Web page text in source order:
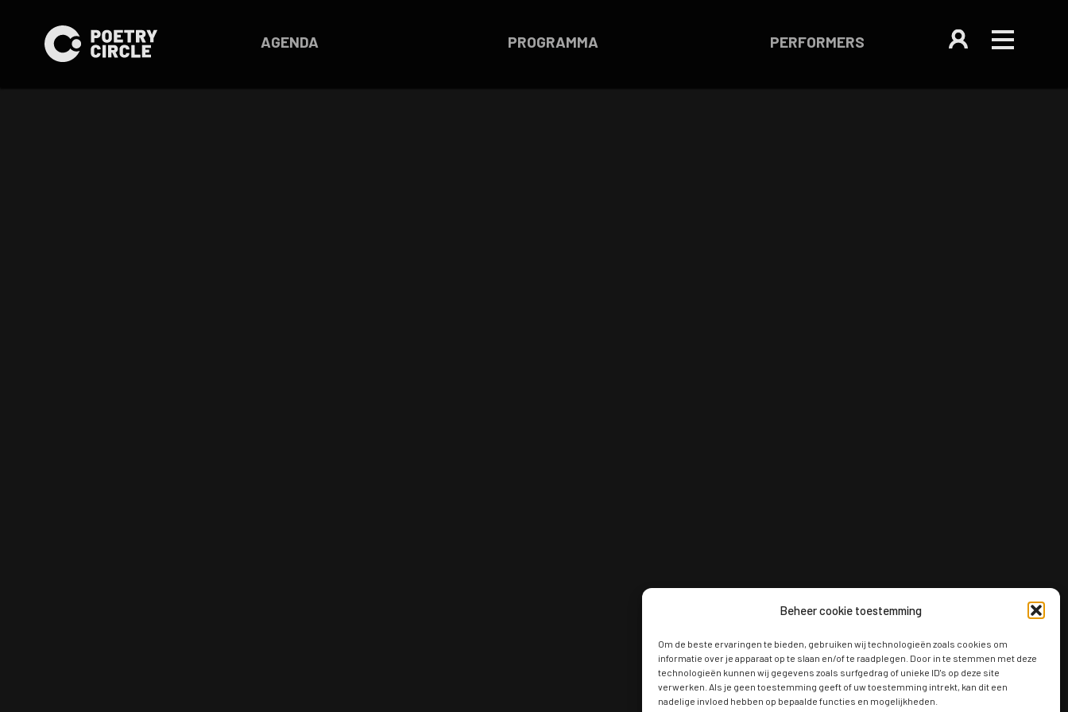
Beheer cookie toestemming
Om de beste ervaringen te bieden, gebruiken wij technologieën zoals cookies om
informatie over je apparaat op te slaan en/of te raadplegen. Door in te stemmen met deze
technologieën kunnen wij gegevens zoals surfgedrag of unieke ID's op deze site
verwerken. Als je geen toestemming geeft of uw toestemming intrekt, kan dit een
nadelige invloed hebben op bepaalde functies en mogelijkheden.
AGENDA PROGRAMMA PERFORMERS